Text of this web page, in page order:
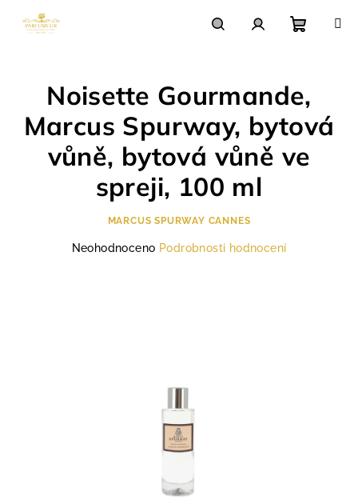
košík
Noisette Gourmande,
Marcus Spurway, bytová
vůně, bytová vůně ve
spreji, 100 ml
MARCUS SPURWAY CANNES
Průměrné
Neohodnoceno Podrobnosti hodnocení